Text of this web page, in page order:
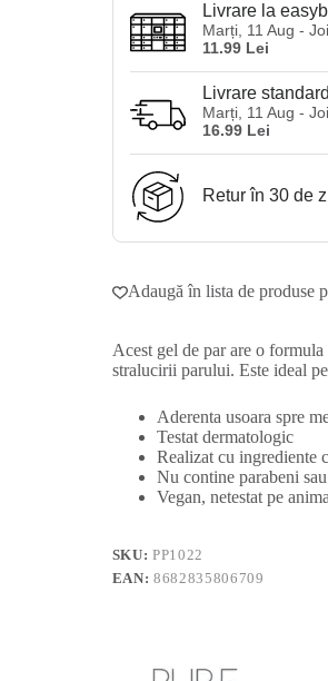
Livrare la
Marți, 11 Aug -
11.99 Lei
Livrare standard
Marți, 11 Aug -
16.99 Lei
Retur în 30 de
Adaugă în lista de produse
Acest gel de par are o
stralucirii parului. Este ideal
Aderenta usoara spre
Testat dermatologic
Realizat cu ingrediente
Nu contine parabeni
Vegan, netestat pe
SKU:PP1022
EAN:8682835806709